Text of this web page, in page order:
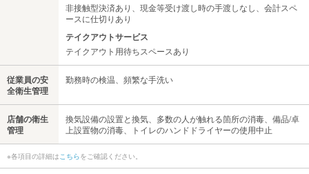
非接触型決済あり、現金等受け渡し時の手渡しなし、会計スペ
ースに仕切りあり
テイクアウトサービス
テイクアウト用待ちスペースあり
従業員の安
全衛生管理
勤務時の検温、頻繁な手洗い
店舗の衛生
管理
換気設備の設置と換気、多数の人が触れる箇所の消毒、備品/卓
上設置物の消毒、トイレのハンドドライヤーの使用中止
※各項目の詳細は こちらをご確認ください。